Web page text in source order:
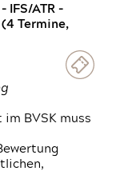
IFS/ATR -
Termine,
BVSK muss